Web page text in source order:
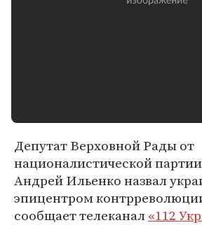
Депутат Верховной Рады от
националистической
Андрей Ильенко назвал
эпицентром
сообщает телеканал«112